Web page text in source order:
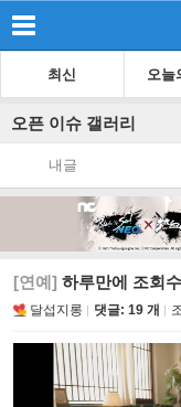
최신 오늘
오픈 이슈 갤러리
내글
[연예] 하루만에 조회
달섭지롱 댓글: 19 개